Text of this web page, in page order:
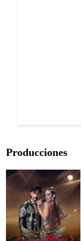
Producciones